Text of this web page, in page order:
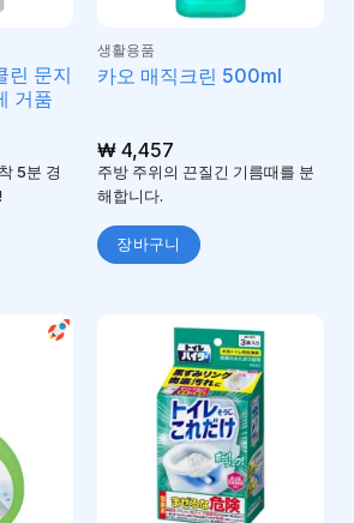
린 문지
거품
5분 경
생활용품
카오 매직크린 500ml
₩4,457
주방 주위의 끈질긴 기름때를 분
해합니다.
장바구니